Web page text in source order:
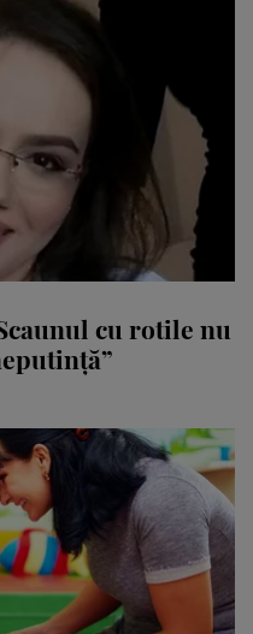
cu rotile nu